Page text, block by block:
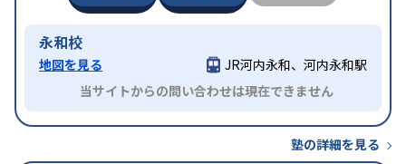
永和校
地図を見る
JR河内永和、河内永和駅
当サイトからの問い合わせは現在できません
塾の詳細を見る